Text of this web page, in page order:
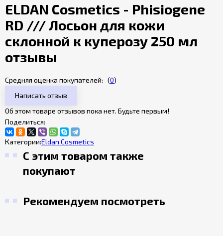
ELDAN Cosmetics - Phisiogene
RD /// Лосьон для кожи
склонной к куперозу 250 мл
отзывы
Средняя оценка покупателей: (0)
Написать отзыв
Об этом товаре отзывов пока нет. Будьте первым!
Поделиться:
Категории:Eldan Cosmetics
С этим товаром также
покупают
Рекомендуем посмотреть